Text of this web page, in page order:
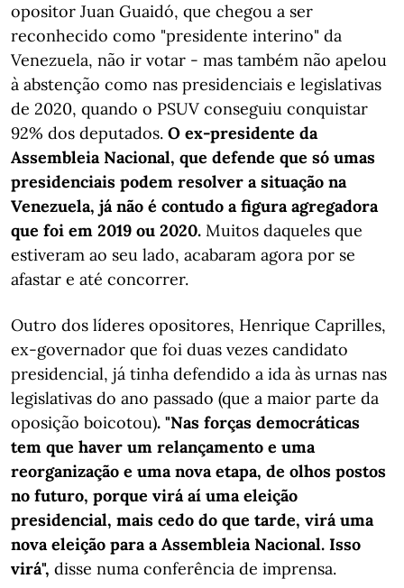
opositor Juan Guaidó, que chegou a ser
reconhecido como "presidente interino" da
Venezuela, não ir votar - mas também não apelou
à abstenção como nas presidenciais e legislativas
de 2020, quando o PSUV conseguiu conquistar
92% dos deputados. O ex-presidente da
Assembleia Nacional, que defende que só umas
presidenciais podem resolver a situação na
Venezuela, já não é contudo a figura agregadora
que foi em 2019 ou 2020. Muitos daqueles que
estiveram ao seu lado, acabaram agora por se
afastar e até concorrer.
Outro dos líderes opositores, Henrique Caprilles,
ex-governador que foi duas vezes candidato
presidencial, já tinha defendido a ida às urnas nas
legislativas do ano passado (que a maior parte da
oposição boicotou). "Nas forças democráticas
tem que haver um relançamento e uma
reorganização e uma nova etapa, de olhos postos
no futuro, porque virá aí uma eleição
presidencial, mais cedo do que tarde, virá uma
nova eleição para a Assembleia Nacional. Isso
virá", disse numa conferência de imprensa.